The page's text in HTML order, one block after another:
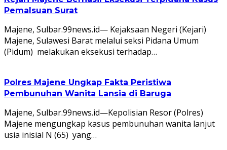
Pemalsuan Surat
Majene, Sulbar.99news.id— Kejaksaan Negeri (Kejari)
Majene, Sulawesi Barat melalui seksi Pidana Umum
(Pidum) melakukan eksekusi terhadap…
Polres Majene Ungkap Fakta Peristiwa
Pembunuhan Wanita Lansia di Baruga
Majene, Sulbar.99news.id—Kepolisian Resor (Polres)
Majene mengungkap kasus pembunuhan wanita lanjut
usia inisial N (65) yang…